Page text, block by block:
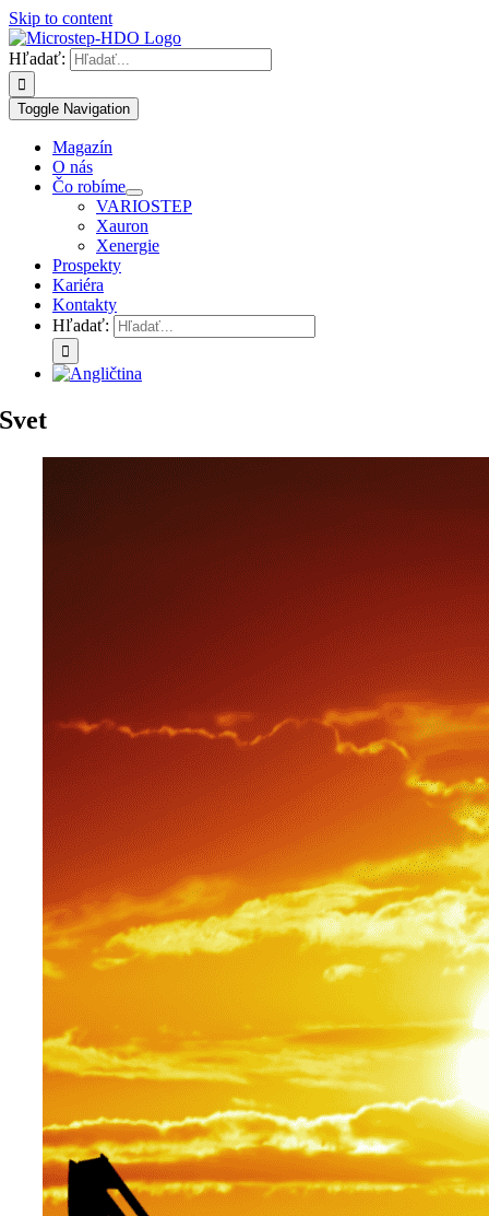
Skip to content
Hľadať:
Toggle Navigation
Magazín
O nás
Čo robíme
VARIOSTEP
Xauron
Xenergie
Prospekty
Kariéra
Kontakty
Hľadať:
Svet